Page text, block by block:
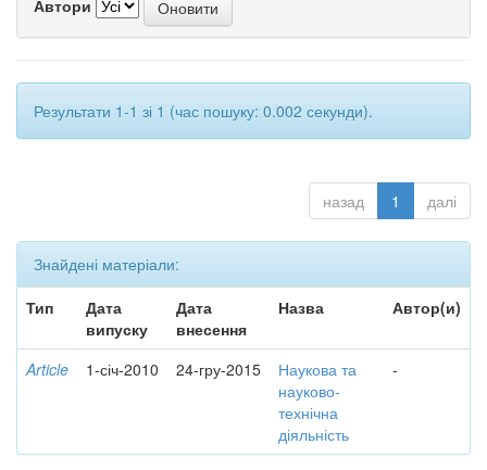
Автори
Результати 1-1 зі 1 (час пошуку: 0.002 секунди).
назад 1 далі
Знайдені матеріали:
Тип
Дата
випуску
Дата
внесення
Назва Автор(и)
Article 1-січ-2010 24-гру-2015
Наукова та
науково-
технічна
діяльність
-